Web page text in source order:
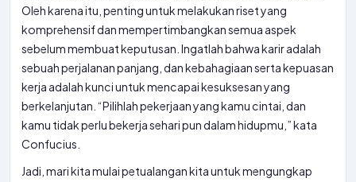
Oleh karena itu, penting untuk melakukan riset yang
komprehensif dan mempertimbangkan semua aspek
sebelum membuat keputusan. Ingatlah bahwa karir adalah
sebuah perjalanan panjang, dan kebahagiaan serta kepuasan
kerja adalah kunci untuk mencapai kesuksesan yang
berkelanjutan. “Pilihlah pekerjaan yang kamu cintai, dan
kamu tidak perlu bekerja sehari pun dalam hidupmu,” kata
Confucius.
Jadi, mari kita mulai petualangan kita untuk mengungkap